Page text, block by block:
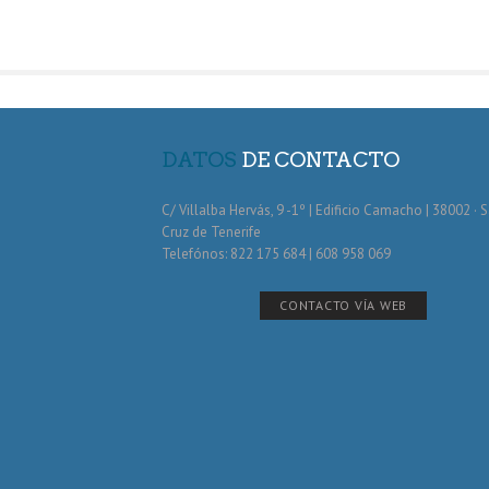
DATOS DE CONTACTO
C/ Villalba Hervás, 9 -1º | Edificio Camacho | 38002 ·
Cruz de Tenerife
Telefónos: 822 175 684 | 608 958 069
CONTACTO VÍA WEB